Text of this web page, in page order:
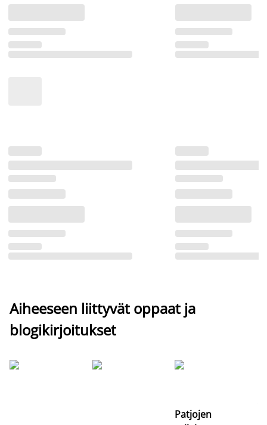
Aiheeseen liittyvät oppaat ja
blogikirjoitukset
Patjojen